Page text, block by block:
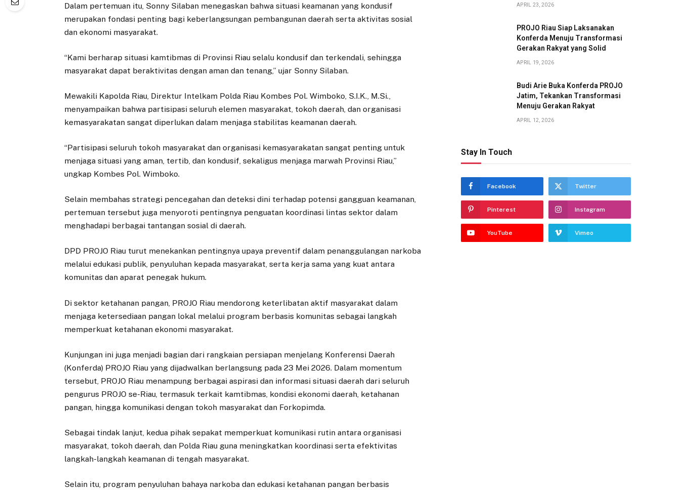
Dalam pertemuan itu, Sonny Silaban menegaskan bahwa situasi keamanan yang kondusif
merupakan fondasi penting bagi keberlangsungan pembangunan daerah serta aktivitas sosial
dan ekonomi masyarakat.
“Kami berharap situasi kamtibmas di Provinsi Riau selalu kondusif dan terkendali, sehingga
masyarakat dapat beraktivitas dengan aman dan tenang,” ujar Sonny Silaban.
Mewakili Kapolda Riau, Direktur Intelkam Polda Riau Kombes Pol. Wimboko, S.I.K., M.Si.,
menyampaikan bahwa partisipasi seluruh elemen masyarakat, tokoh daerah, dan organisasi
kemasyarakatan sangat diperlukan dalam menjaga stabilitas keamanan daerah.
“Partisipasi seluruh tokoh masyarakat dan organisasi kemasyarakatan sangat penting untuk
menjaga situasi yang aman, tertib, dan kondusif, sekaligus menjaga marwah Provinsi Riau,”
ungkap Kombes Pol. Wimboko.
Selain membahas strategi pencegahan dan deteksi dini terhadap potensi gangguan keamanan,
pertemuan tersebut juga menyoroti pentingnya penguatan koordinasi lintas sektor dalam
menghadapi berbagai tantangan sosial di daerah.
DPD PROJO Riau turut menekankan pentingnya upaya preventif dalam penanggulangan narkoba
melalui edukasi publik, penyuluhan kepada masyarakat, serta kerja sama yang kuat antara
komunitas dan aparat penegak hukum.
Di sektor ketahanan pangan, PROJO Riau mendorong keterlibatan aktif masyarakat dalam
menjaga ketersediaan pangan lokal melalui program berbasis komunitas sebagai langkah
memperkuat ketahanan ekonomi masyarakat.
Kunjungan ini juga menjadi bagian dari rangkaian persiapan menjelang Konferensi Daerah
(Konferda) PROJO Riau yang dijadwalkan berlangsung pada 23 Mei 2026. Dalam momentum
tersebut, PROJO Riau menampung berbagai aspirasi dan informasi situasi daerah dari seluruh
pengurus PROJO se-Riau, termasuk terkait kamtibmas, kondisi ekonomi daerah, ketahanan
pangan, hingga komunikasi dengan tokoh masyarakat dan Forkopimda.
Sebagai tindak lanjut, kedua pihak sepakat memperkuat komunikasi rutin antara organisasi
masyarakat, tokoh daerah, dan Polda Riau guna meningkatkan koordinasi serta efektivitas
langkah-langkah keamanan di tengah masyarakat.
Selain itu, program penyuluhan bahaya narkoba dan edukasi ketahanan pangan berbasis
APRIL 23, 2026
PROJO Riau Siap Laksanakan
Konferda Menuju Transformasi
Gerakan Rakyat yang Solid
APRIL 19, 2026
Budi Arie Buka Konferda PROJO
Jatim, Tekankan Transformasi
Menuju Gerakan Rakyat
APRIL 12, 2026
Stay In Touch
Facebook Twitter
Pinterest Instagram
YouTube Vimeo